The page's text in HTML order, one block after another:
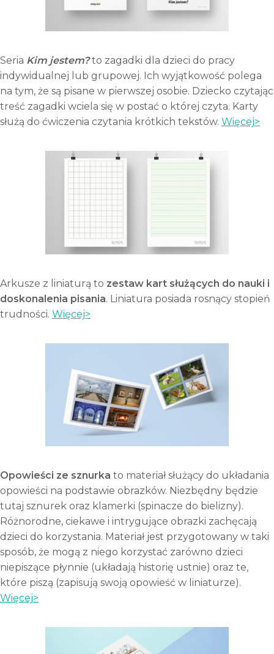
Seria Kim jestem? to zagadki dla dzieci do pracy
indywidualnej lub grupowej. Ich wyjątkowość polega
na tym, że są pisane w pierwszej osobie. Dziecko czytając
treść zagadki wciela się w postać o której czyta. Karty
służą do ćwiczenia czytania krótkich tekstów. Więcej>
Arkusze z liniaturą to zestaw kart służących do nauki i
doskonalenia pisania. Liniatura posiada rosnący stopień
trudności. Więcej>
Opowieści ze sznurka to materiał służący do układania
opowieści na podstawie obrazków. Niezbędny będzie
tutaj sznurek oraz klamerki (spinacze do bielizny).
Różnorodne, ciekawe i intrygujące obrazki zachęcają
dzieci do korzystania. Materiał jest przygotowany w taki
sposób, że mogą z niego korzystać zarówno dzieci
niepiszące płynnie (układają historię ustnie) oraz te,
które piszą (zapisują swoją opowieść w liniaturze).
Więcej>